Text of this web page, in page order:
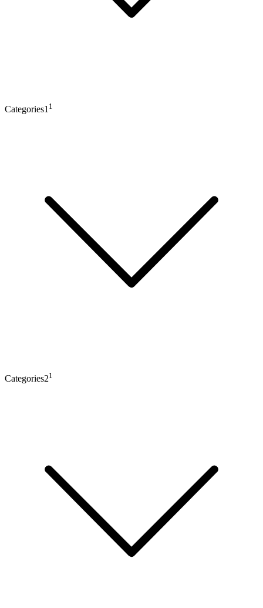
Categories1 1
Categories21